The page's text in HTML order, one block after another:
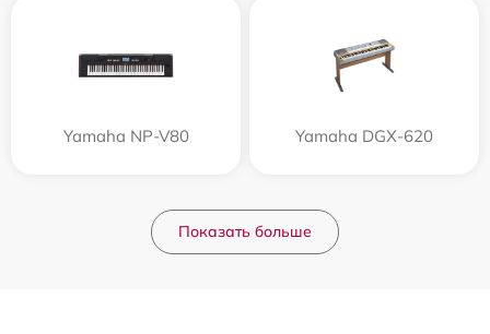
Yamaha NP-V80 Yamaha DGX-620
Показать больше